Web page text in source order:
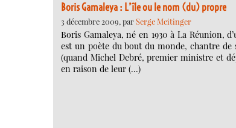
Boris Gamaleya : L’île ou le nom (du) propre
3 décembre 2009, parSerge Meitinger
Boris Gamaleya, né en 1930 à La Réunion,
est un poète du bout du monde, chantre
(quand Michel Debré, premier ministre et
en raison de leur (…)